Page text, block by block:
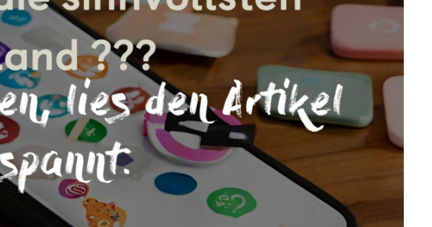
Nürnberg